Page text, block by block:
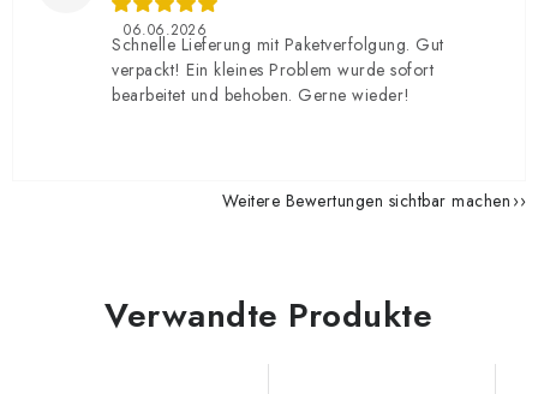
06.06.2026
Schnelle Lieferung mit Paketverfolgung. Gut
verpackt! Ein kleines Problem wurde sofort
bearbeitet und behoben. Gerne wieder!
Weitere Bewertungen sichtbar machen
Verwandte Produkte